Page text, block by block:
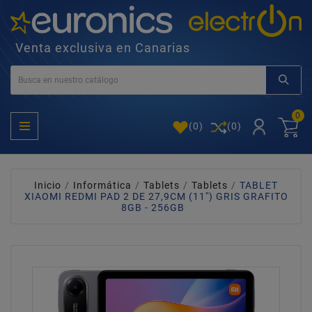
Venta exclusiva en Canarias
(0) (0)
0
Inicio Informática Tablets Tablets
TABLET
XIAOMI REDMI PAD 2 DE 27,9CM (11'') GRIS GRAFITO
8GB - 256GB